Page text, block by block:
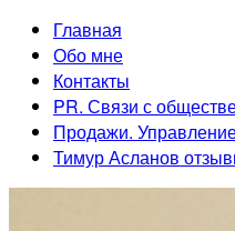
Главная
Обо мне
Контакты
PR. Связи с
Продажи.
Тимур Асланов